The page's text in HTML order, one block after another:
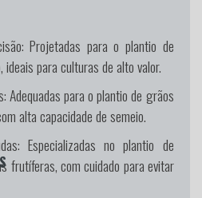
Projetadas para o plantio de
para culturas de alto valor.
Adequadas para o plantio de grãos
alta capacidade de semeio.
Especializadas no plantio de
frutíferas, com cuidado para evitar